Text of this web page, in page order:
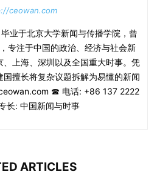
ceowan.com
业于北京大学新闻与传播学院，曾
专注于中国的政治、经济与社会新
上海、深圳以及全国重大时事。凭
擅长将复杂议题拆解为易懂的新闻
☎ 电话: +86 137 2222
长: 中国新闻与时事
ARTICLES